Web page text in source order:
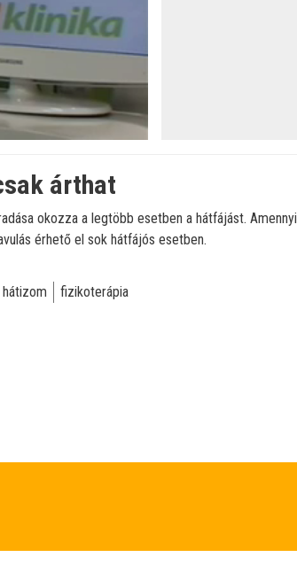
árthat
okozza a legtöbb esetben a hátfájást.
érhető el sok hátfájós esetben.
hátizom fizikoterápia